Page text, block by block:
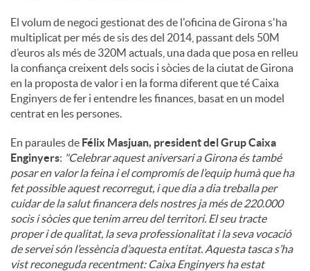
El volum de negoci gestionat des de l'oficina de Girona s'ha
multiplicat per més de sis des del 2014, passant dels 50M
d’euros als més de 320M actuals, una dada que posa en relleu
la confiança creixent dels socis i sòcies de la ciutat de Girona
en la proposta de valor i en la forma diferent que té Caixa
Enginyers de fer i entendre les finances, basat en un model
centrat en les persones.
En paraules de Félix Masjuan, president del Grup Caixa
Enginyers: "Celebrar aquest aniversari a Girona és també
posar en valor la feina i el compromís de l’equip humà que ha
fet possible aquest recorregut, i que dia a dia treballa per
cuidar de la salut financera dels nostres ja més de 220.000
socis i sòcies que tenim arreu del territori. El seu tracte
proper i de qualitat, la seva professionalitat i la seva vocació
de servei són l’essència d’aquesta entitat. Aquesta tasca s’ha
vist reconeguda recentment: Caixa Enginyers ha estat